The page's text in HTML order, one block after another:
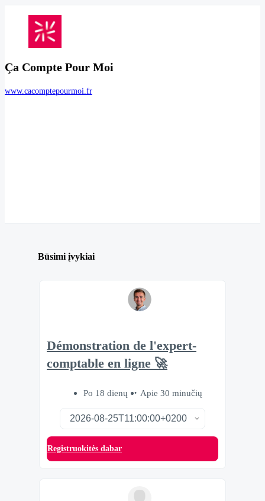
Ça Compte Pour Moi
www.cacomptepourmoi.fr
Būsimi įvykiai
Démonstration de l'expert-
comptable en ligne 🚀
Po 18 dienų Apie 30 minučių
Registruokitės dabar